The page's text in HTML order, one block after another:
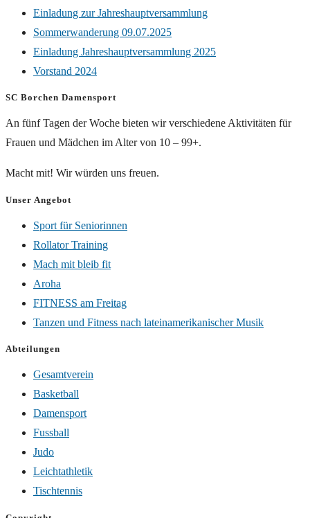
Einladung zur Jahreshauptversammlung
Sommerwanderung 09.07.2025
Einladung Jahreshauptversammlung 2025
Vorstand 2024
SC Borchen Damensport
An fünf Tagen der Woche bieten wir verschiedene Aktivitäten für
Frauen und Mädchen im Alter von 10 – 99+.
Macht mit! Wir würden uns freuen.
Unser Angebot
Sport für Seniorinnen
Rollator Training
Mach mit bleib fit
Aroha
FITNESS am Freitag
Tanzen und Fitness nach lateinamerikanischer Musik
Abteilungen
Gesamtverein
Basketball
Damensport
Fussball
Judo
Leichtathletik
Tischtennis